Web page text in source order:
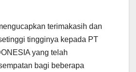
terimakasih dan
tingginya kepada PT
yang telah
bagi beberapa